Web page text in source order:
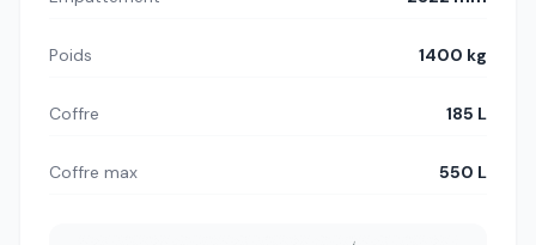
Poids 1400 kg
Coffre 185 L
Coffre max 550 L